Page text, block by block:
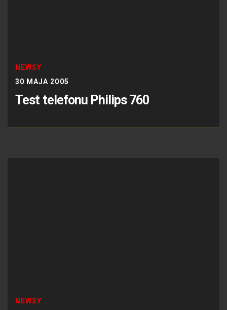
NEWSY
30 MAJA 2005
Test telefonu Philips 760
NEWSY